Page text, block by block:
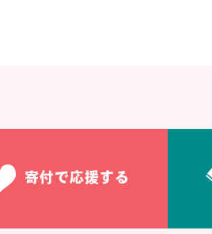
寄付で応援する